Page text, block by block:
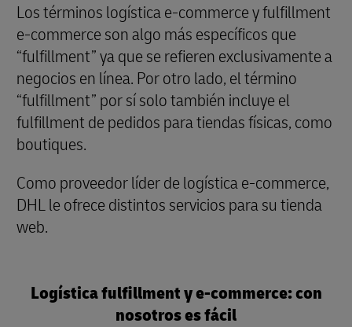
Los términos logística e-commerce y fulfillment
e-commerce son algo más específicos que
“fulfillment” ya que se refieren exclusivamente a
negocios en línea. Por otro lado, el término
“fulfillment” por sí solo también incluye el
fulfillment de pedidos para tiendas físicas, como
boutiques.
Como proveedor líder de logística e-commerce,
DHL le ofrece distintos servicios para su tienda
web.
Logística fulfillment y e-commerce: con
nosotros es fácil